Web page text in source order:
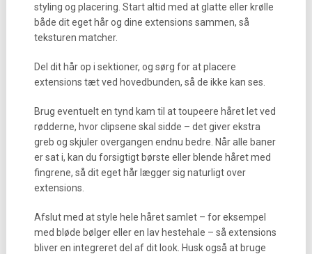
styling og placering. Start altid med at glatte eller krølle
både dit eget hår og dine extensions sammen, så
teksturen matcher.
Del dit hår op i sektioner, og sørg for at placere
extensions tæt ved hovedbunden, så de ikke kan ses.
Brug eventuelt en tynd kam til at toupeere håret let ved
rødderne, hvor clipsene skal sidde – det giver ekstra
greb og skjuler overgangen endnu bedre. Når alle baner
er sat i, kan du forsigtigt børste eller blende håret med
fingrene, så dit eget hår lægger sig naturligt over
extensions.
Afslut med at style hele håret samlet – for eksempel
med bløde bølger eller en lav hestehale – så extensions
bliver en integreret del af dit look. Husk også at bruge